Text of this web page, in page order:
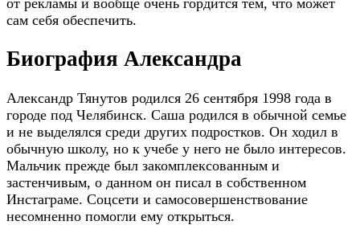
сам себя обеспечить.
Биография Александра
Александр Тянутов родился 26 сентября 1998 года в
городе под Челябинск. Саша родился в обычной семье
и не выделялся среди других подростков. Он ходил в
обычную школу, но к учебе у него не было интересов.
Мальчик прежде был закомплексованным и
застенчивым, о данном он писал в собственном
Инстаграме. Соцсети и самосовершенствование
несомненно помогли ему открыться.